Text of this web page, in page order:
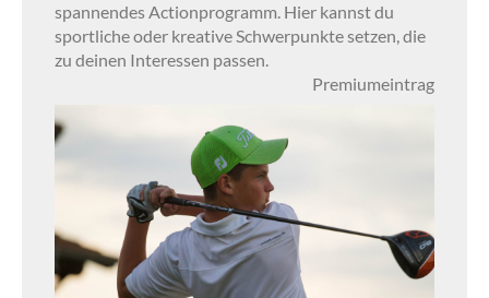
spannendes Actionprogramm. Hier kannst du
sportliche oder kreative Schwerpunkte setzen, die
zu deinen Interessen passen.
Premiumeintrag